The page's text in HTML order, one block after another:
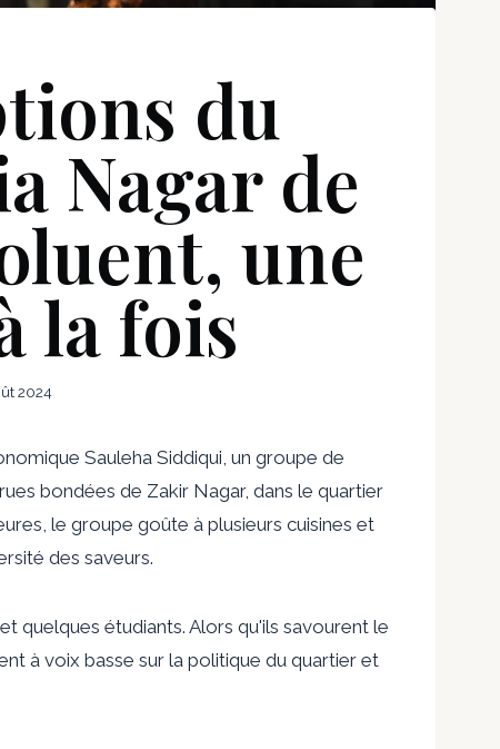
du
Nagar de
une
la fois
2024
Sauleha Siddiqui, un groupe de
bondées de Zakir Nagar, dans le quartier
le groupe goûte à plusieurs cuisines et
des saveurs.
quelques étudiants. Alors qu'ils savourent le
à voix basse sur la politique du quartier et